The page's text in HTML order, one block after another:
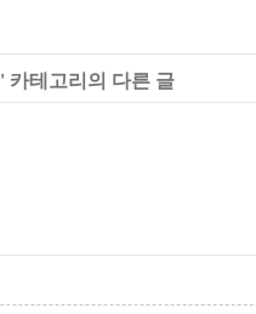
' 카테고리의 다른 글